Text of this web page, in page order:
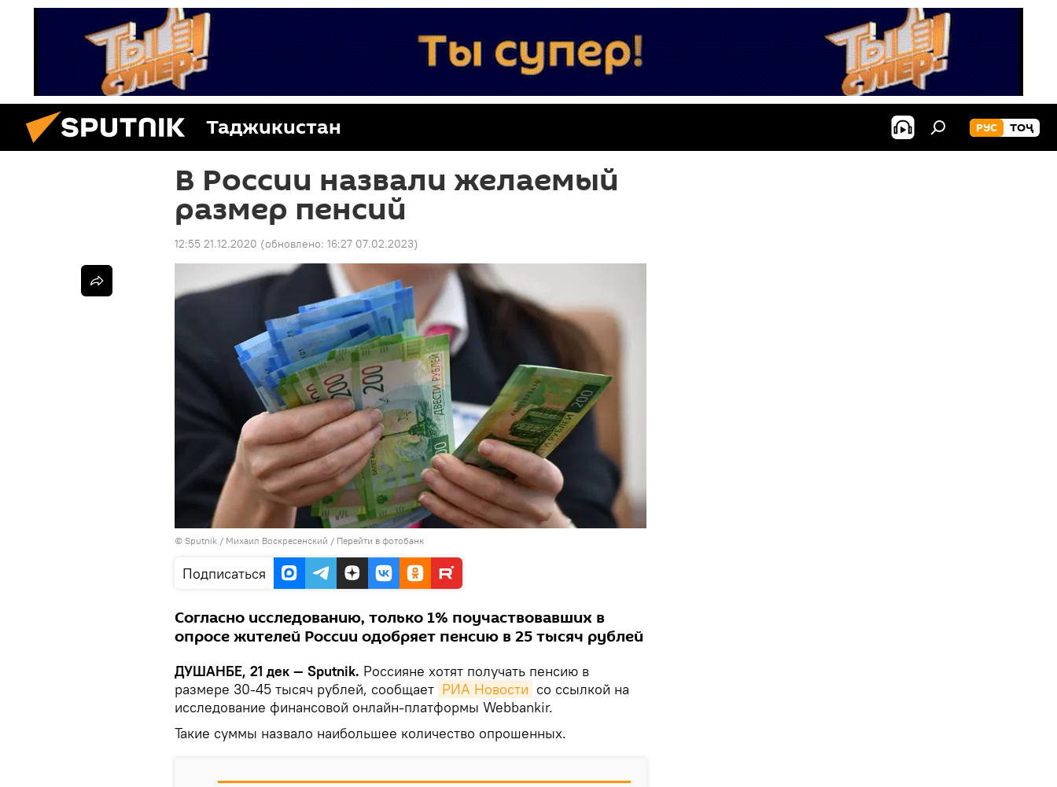
Таджикистан РУС ТОҶ
В России назвали желаемый
размер пенсий
12:55 21.12.2020 (обновлено: 16:27 07.02.2023)
© Sputnik / Михаил Воскресенский / Перейти в фотобанк
Подписаться
Согласно исследованию, только 1% поучаствовавших в
опросе жителей России одобряет пенсию в 25 тысяч рублей
ДУШАНБЕ, 21 дек — Sputnik. Россияне хотят получать пенсию в
размере 30-45 тысяч рублей, сообщает РИА Новости со ссылкой на
исследование финансовой онлайн-платформы Webbankir.
Такие суммы назвало наибольшее количество опрошенных.